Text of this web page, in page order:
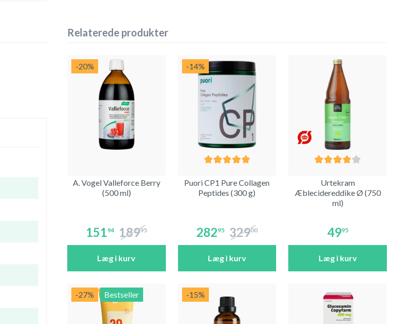
Relaterede produkter
-20%
A. Vogel Valleforce Berry
(500 ml)
15194 18995
Læg i kurv
-14%
Puori CP1 Pure Collagen
Peptides (300 g)
28295 32900
Læg i kurv
Urtekram
Æblecidereddike Ø (750
ml)
4995
Læg i kurv
-27% Bestseller -15%